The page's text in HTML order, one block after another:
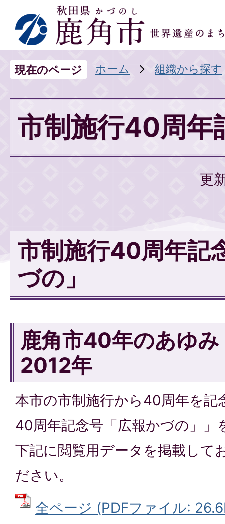
現在のページ ホーム 組織から探す
市制施行40周年
更
市制施行40周年記
づの」
鹿角市40年のあゆ
2012年
本市の市制施行から40周年を記
40周年記念号「広報かづの」」
下記に閲覧用データを掲載して
ださい。
全ページ (PDFファイル: